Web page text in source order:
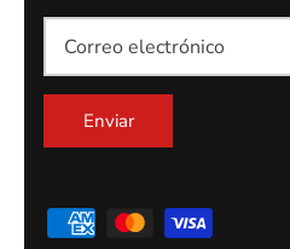
Enviar
Suscribete para ser el